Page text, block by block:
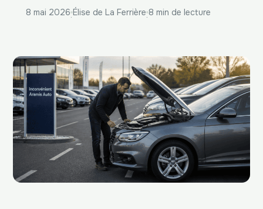
8 mai 2026·Élise de La Ferrière·8 min de lecture